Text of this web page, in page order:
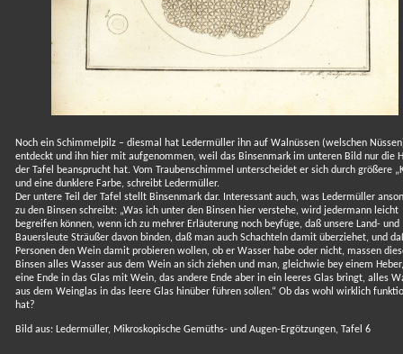
Noch ein Schimmelpilz – diesmal hat Ledermüller ihn auf Walnüssen (welschen
entdeckt und ihn hier mit aufgenommen, weil das Binsenmark im unteren Bild nur die
der Tafel beansprucht hat. Vom Traubenschimmel unterscheidet er sich durch größere
und eine dunklere Farbe, schreibt Ledermüller.
Der untere Teil der Tafel stellt Binsenmark dar. Interessant auch, was Ledermüller
zu den Binsen schreibt: „Was ich unter den Binsen hier verstehe, wird jedermann leicht
begreifen können, wenn ich zu mehrer Erläuterung noch beyfüge, daß unsere Land- und
Bauersleute Sträußer davon binden, daß man auch Schachteln damit überziehet, und
Personen den Wein damit probieren wollen, ob er Wasser habe oder nicht, massen
Binsen alles Wasser aus dem Wein an sich ziehen und man, gleichwie bey einem
eine Ende in das Glas mit Wein, das andere Ende aber in ein leeres Glas bringt, alles
aus dem Weinglas in das leere Glas hinüber führen sollen.“ Ob das wohl wirklich
hat?
Bild aus: Ledermüller, Mikroskopische Gemüths- und Augen-Ergötzungen, Tafel 6